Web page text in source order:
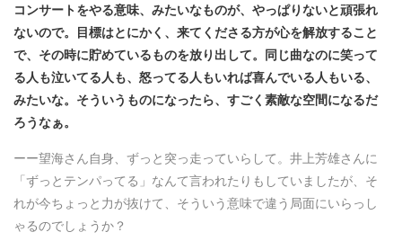
コンサートをやる意味、みたいなものが、やっぱりないと頑張れ
ないので。目標はとにかく、来てくださる方が心を解放すること
で、その時に貯めているものを放り出して。同じ曲なのに笑って
る人も泣いてる人も、怒ってる人もいれば喜んでいる人もいる、
みたいな。そういうものになったら、すごく素敵な空間になるだ
ろうなぁ。
ーー望海さん自身、ずっと突っ走っていらして。井上芳雄さんに
「ずっとテンパってる」なんて言われたりもしていましたが、そ
れが今ちょっと力が抜けて、そういう意味で違う局面にいらっし
ゃるのでしょうか？